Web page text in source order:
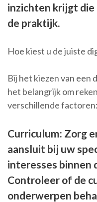
inzichten krijgt die
de praktijk.
Hoe kiest u de juiste
Bij het kiezen van een
het belangrijk om
verschillende factoren:
Curriculum: Zorg
aansluit bij uw
interesses binnen
Controleer of de
onderwerpen